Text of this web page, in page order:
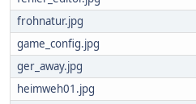
frohnatur.jpg
game_config.jpg
ger_away.jpg
heimweh01.jpg